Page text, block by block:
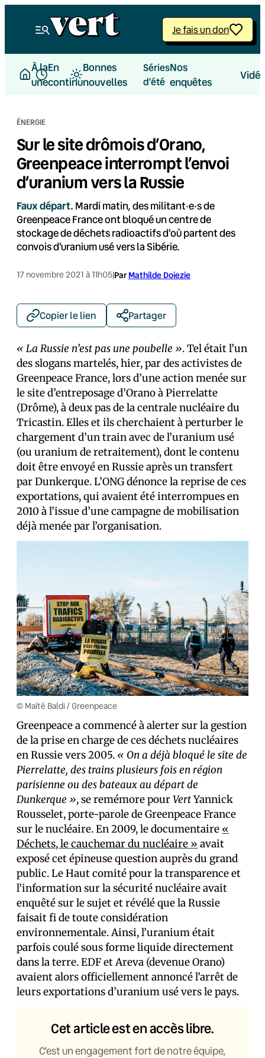
Je fais un don
À la
une
En
continu
Bonnes
nouvelles
Séries
d’été
Nos
enquêtes
ÉNERGIE
Sur le site drômois d’Orano,
Greenpeace interrompt l’envoi
d’uranium vers la Russie
Faux départ. Mardi matin, des militant·e·s de
Greenpeace France ont bloqué un centre de
stockage de déchets radioactifs d'où partent des
convois d'uranium usé vers la Sibérie.
17 novembre 2021 à 11h05|Par Mathilde Doiezie
Copier le lien Partager
« La Russie n’est pas une poubelle ». Tel était l’un
des slogans martelés, hier, par des activistes de
Greenpeace France, lors d’une action menée sur
le site d’entreposage d’Orano à Pierrelatte
(Drôme), à deux pas de la centrale nucléaire du
Tricastin. Elles et ils cherchaient à perturber le
chargement d’un train avec de l’uranium usé
(ou uranium de retraitement), dont le contenu
doit être envoyé en Russie après un transfert
par Dunkerque. L’ONG dénonce la reprise de ces
exportations, qui avaient été interrompues en
2010 à l’issue d’une campagne de mobilisation
déjà menée par l’organisation.
© Maïté Baldi / Greenpeace
Greenpeace a commencé à alerter sur la gestion
de la prise en charge de ces déchets nucléaires
en Russie vers 2005. « On a déjà bloqué le site de
Pierrelatte, des trains plusieurs fois en région
parisienne ou des bateaux au départ de
Dunkerque », se remémore pourVertYannick
Rousselet, porte-parole de Greenpeace France
sur le nucléaire. En 2009, le documentaire «
Déchets, le cauchemar du nucléaire » avait
exposé cet épineuse question auprès du grand
public. Le Haut comité pour la transparence et
l’information sur la sécurité nucléaire avait
enquêté sur le sujet et révélé que la Russie
faisait fi de toute considération
environnementale. Ainsi, l’uranium était
parfois coulé sous forme liquide directement
dans la terre. EDF et Areva (devenue Orano)
avaient alors officiellement annoncé l’arrêt de
leurs exportations d’uranium usé vers le pays.
Cet article est en accès libre.
C’est un engagement fort de notre équipe,